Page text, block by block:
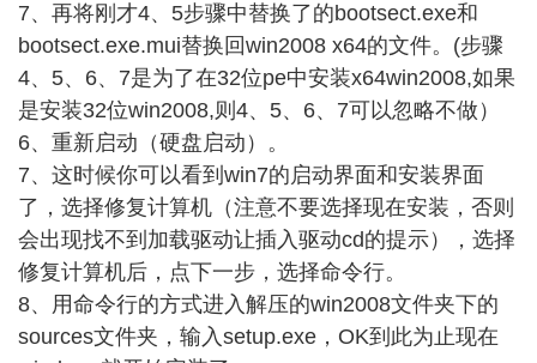
7、再将刚才4、5步骤中替换了的bootsect.exe和
bootsect.exe.mui替换回win2008 x64的文件。(步骤
4、5、6、7是为了在32位pe中安装x64win2008,如果
是安装32位win2008,则4、5、6、7可以忽略不做）
6、重新启动（硬盘启动）。
7、这时候你可以看到win7的启动界面和安装界面
了，选择修复计算机（注意不要选择现在安装，否则
会出现找不到加载驱动让插入驱动cd的提示），选择
修复计算机后，点下一步，选择命令行。
8、用命令行的方式进入解压的win2008文件夹下的
sources文件夹，输入setup.exe，OK到此为止现在